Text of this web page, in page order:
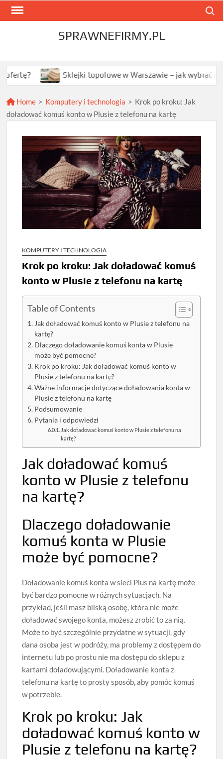
Skip
SPRAWNEFIRMY.PL
Sklejki topolowe w Warszawie – jak wybrać najlepszą
Home > Komputery i technologia > Krok po kroku: Jak
doładować komuś konto w Plusie z telefonu na kartę
KOMPUTERY I TECHNOLOGIA
Krok po kroku: Jak doładować komuś
konto w Plusie z telefonu na kartę
Table of Contents
Jak doładować komuś konto w Plusie z telefonu na
kartę?
Dlaczego doładowanie komuś konta w Plusie
może być pomocne?
Krok po kroku: Jak doładować komuś konto w
Plusie z telefonu na kartę?
Ważne informacje dotyczące doładowania konta w
Plusie z telefonu na kartę
Podsumowanie
Pytania i odpowiedzi
Jak doładować komuś konto w Plusie z telefonu na
kartę?
Jak doładować komuś
konto w Plusie z telefonu
na kartę?
Dlaczego doładowanie
komuś konta w Plusie
może być pomocne?
Doładowanie komuś konta w sieci Plus na kartę może
być bardzo pomocne w różnych sytuacjach. Na
przykład, jeśli masz bliską osobę, która nie może
doładować swojego konta, możesz zrobić to za nią.
Może to być szczególnie przydatne w sytuacji, gdy
dana osoba jest w podróży, ma problemy z dostępem do
internetu lub po prostu nie ma dostępu do sklepu z
kartami doładowującymi. Doładowanie konta z
telefonu na kartę to prosty sposób, aby pomóc komuś
w potrzebie.
Krok po kroku: Jak
doładować komuś konto w
Plusie z telefonu na kartę?